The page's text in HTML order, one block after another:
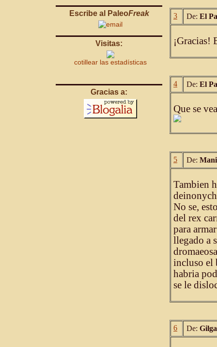
Escribe al PaleoFreak
Visitas:
cotillear las estadísticas
Gracias a:
3 De: El
¡Gracias!
4 De: El
Que se
5 De:
Tambien
No se,
del rex
para
llegado a
incluso el
habria
se le
6 De: